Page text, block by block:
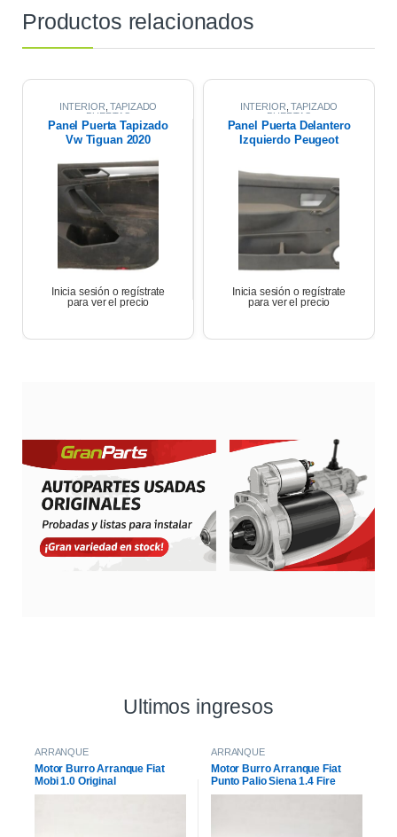
Productos relacionados
INTERIOR ,TAPIZADO
PUERTAS
Panel Puerta Tapizado
Vw Tiguan 2020
Inicia sesión o regístrate
para ver el precio
INTERIOR ,TAPIZADO
PUERTAS
Panel Puerta Delantero
Izquierdo Peugeot
Inicia sesión o regístrate
para ver el precio
Ultimos ingresos
ARRANQUE
Motor Burro Arranque Fiat
Mobi 1.0 Original
ARRANQUE
Motor Burro Arranque Fiat
Punto Palio Siena 1.4 Fire
Original